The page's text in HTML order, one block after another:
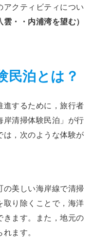
クティビティについ
雲・・内浦湾を望む）
民泊とは？
進するために，旅行者
清掃体験民泊」が行
，次のような体験が
美しい海岸線で清掃
り除くことで，海洋
ます。また，地元の
ます。